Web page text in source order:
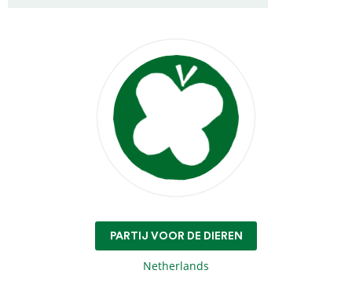
PARTIJ VOOR DE DIEREN
Netherlands